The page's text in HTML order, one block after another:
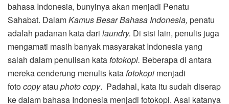
bahasa Indonesia, bunyinya akan menjadi Penatu
Sahabat. DalamKamus Besar Bahasa Indonesia, penatu
adalah padanan kata dari laundry. Di sisi lain, penulis juga
mengamati masih banyak masyarakat Indonesia yang
salah dalam penulisan katafotokopi. Beberapa di antara
mereka cenderung menulis katafotokopi menjadi
fotocopyatau photo copy. Padahal, kata itu sudah diserap
ke dalam bahasa Indonesia menjadi fotokopi. Asal katanya